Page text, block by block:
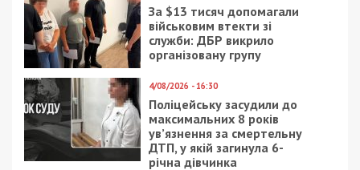
За $13 тисяч допомагали
військовим втекти зі
служби: ДБР викрило
організовану групу
4/08/2026 - 16:30
Поліцейську засудили до
максимальних 8 років
ув’язнення за смертельну
ДТП, у якій загинула 6-
річна дівчинка